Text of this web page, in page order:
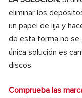
eliminar los
un papel de lija y
de esta forma no se
única solución es
discos.
Comprueba las